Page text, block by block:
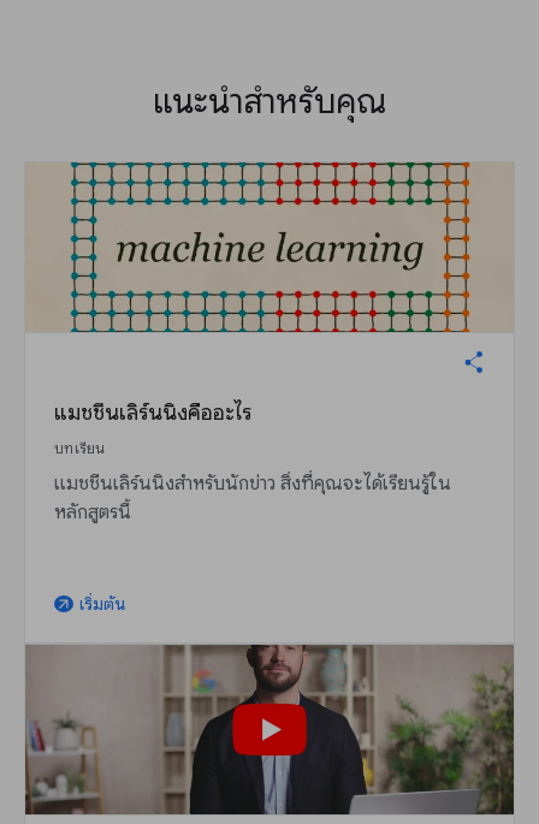
แนะนำสำหรับคุณ
แมชชีนเลิร์นนิงคืออะไร
บทเรียน
แมชชีนเลิร์นนิงสำหรับนักข่าว สิ่งที่คุณจะได้เรียนรู้ใน
หลักสูตรนี้
arrow_outward เริ่มต้น